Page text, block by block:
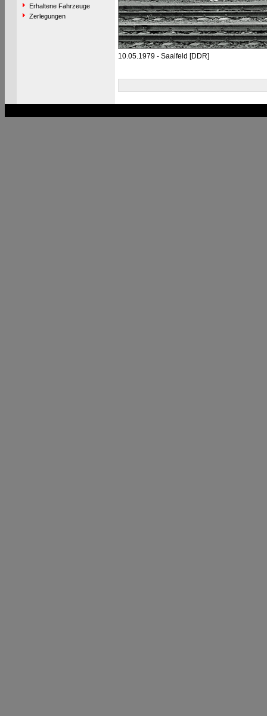
Erhaltene Fahrzeuge
Zerlegungen
10.05.1979 - Saalfeld [DDR]